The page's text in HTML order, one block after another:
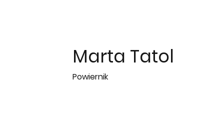
Marta Tatol
Powiernik